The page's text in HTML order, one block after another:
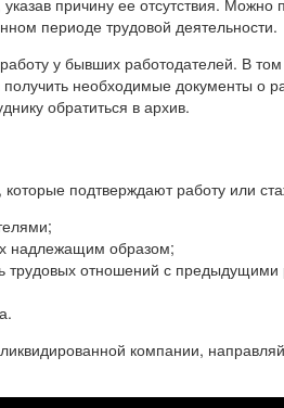
периоде трудовой деятельности.
у бывших работодателей. В
необходимые документы о
обратиться в архив.
подтверждают работу или
надлежащим образом;
трудовых отношений с предыдущими
компании,